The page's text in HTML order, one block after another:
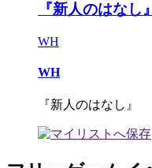
『新人のはなし』
WH
WH
『新人のはなし』